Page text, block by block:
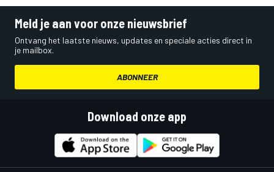
Meld je aan voor onze nieuwsbrief
Ontvang het laatste nieuws, updates en speciale acties direct in
je mailbox.
ABONNEER
Download onze app